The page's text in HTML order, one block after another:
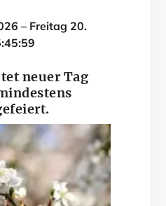
– Freitag 20.
neuer Tag